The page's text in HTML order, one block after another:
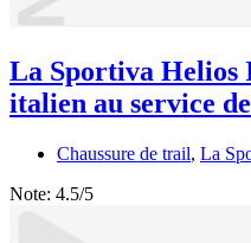
La Sportiva
italien au service
Chaussure de trail, La
Note: 4.5/5